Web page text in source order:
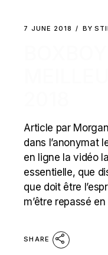
7 JUNE 2018 BY
Article par
dans l’anonymat
en ligne la vidéo
essentielle, que
que doit être
m’être repassé
SHARE